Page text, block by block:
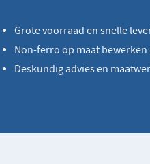
Grote voorraad en snelle
Non-ferro op maat
Deskundig advies en